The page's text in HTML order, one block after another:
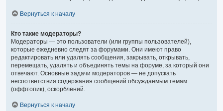
Вернуться к началу
Кто такие модераторы?
Модераторы — это пользователи (или группы пользователей),
которые ежедневно следят за форумами. Они имеют право
редактировать или удалять сообщения, закрывать, открывать,
перемещать, удалять и объединять темы на форуме, за который они
отвечают. Основные задачи модераторов — не допускать
несоответствия содержания сообщений обсуждаемым темам
(оффтопик), оскорблений.
Вернуться к началу